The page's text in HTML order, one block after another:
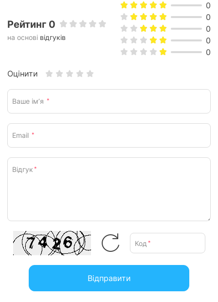
Рейтинг 0
на основі відгуків
0
0
0
0
0
Оцінити
Ваше ім’я *
Email *
Відгук *
Код *
Відправити